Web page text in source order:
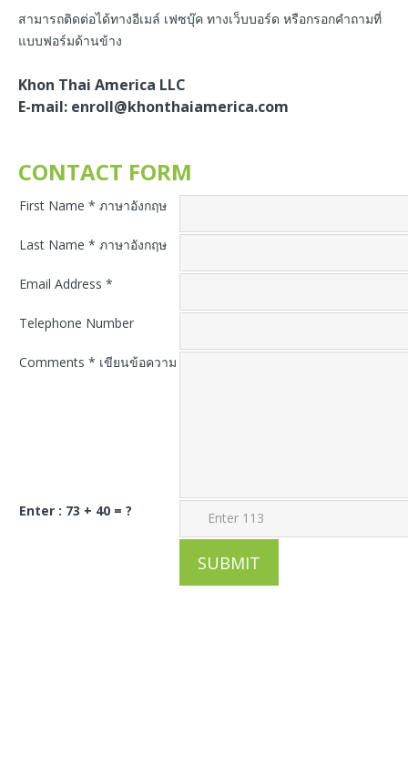
สามารถติดต่อได้ทางอีเมล์ เฟซบุ๊ค ทางเว็บบอร์ด หรือกรอกคำถามที่
แบบฟอร์มด้านข้าง
Khon Thai America LLC
E-mail: enroll@khonthaiamerica.com
CONTACT FORM
First Name * ภาษาอังกฤษ
Last Name * ภาษาอังกฤษ
Email Address *
Telephone Number
Comments * เขียนข้อความ
Enter : 73 + 40 = ?